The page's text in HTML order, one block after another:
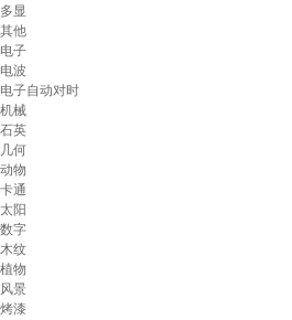
多显
其他
电子
电波
电子自动对时
机械
石英
几何
动物
卡通
太阳
数字
木纹
植物
风景
烤漆